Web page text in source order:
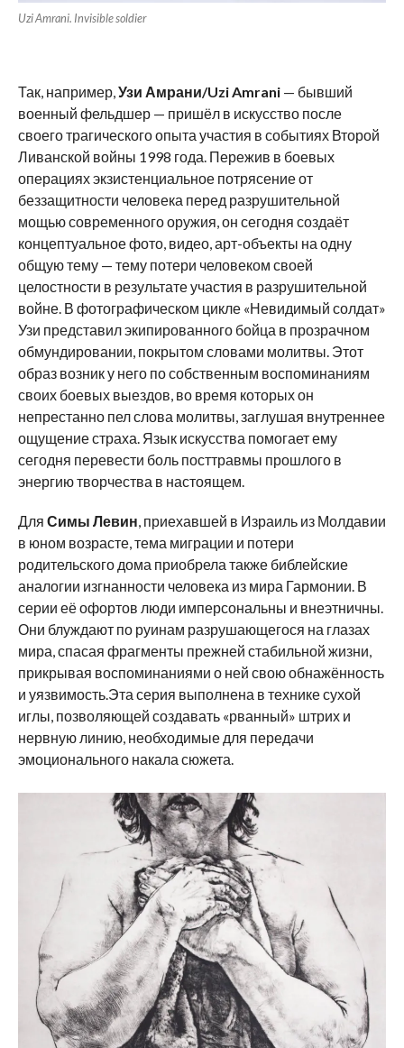
Uzi Amrani. Invisible soldier
Так, например,Узи Амрани/UziAmrani— бывший
военный фельдшер — пришёл в искусство после
своего трагического опыта участия в событиях Второй
Ливанской войны 1998 года. Пережив в боевых
операциях экзистенциальное потрясение от
беззащитности человека перед разрушительной
мощью современного оружия, он сегодня создаёт
концептуальное фото, видео, арт-объекты на одну
общую тему — тему потери человеком своей
целостности в результате участия в разрушительной
войне. В фотографическом цикле «Невидимый солдат»
Узи представил экипированного бойца в прозрачном
обмундировании, покрытом словами молитвы. Этот
образ возник у него по собственным воспоминаниям
своих боевых выездов, во время которых он
непрестанно пел слова молитвы, заглушая внутреннее
ощущение страха. Язык искусства помогает ему
сегодня перевести боль посттравмы прошлого в
энергию творчества в настоящем.
Для Симы Левин, приехавшей в Израиль из Молдавии
в юном возрасте, тема миграции и потери
родительского дома приобрела также библейские
аналогии изгнанности человека из мира Гармонии. В
серии её офортов люди имперсональны и внеэтничны.
Они блуждают по руинам разрушающегося на глазах
мира, спасая фрагменты прежней стабильной жизни,
прикрывая воспоминаниями о ней свою обнажённость
и уязвимость.Эта серия выполнена в технике сухой
иглы, позволяющей создавать «рванный» штрих и
нервную линию, необходимые для передачи
эмоционального накала сюжета.